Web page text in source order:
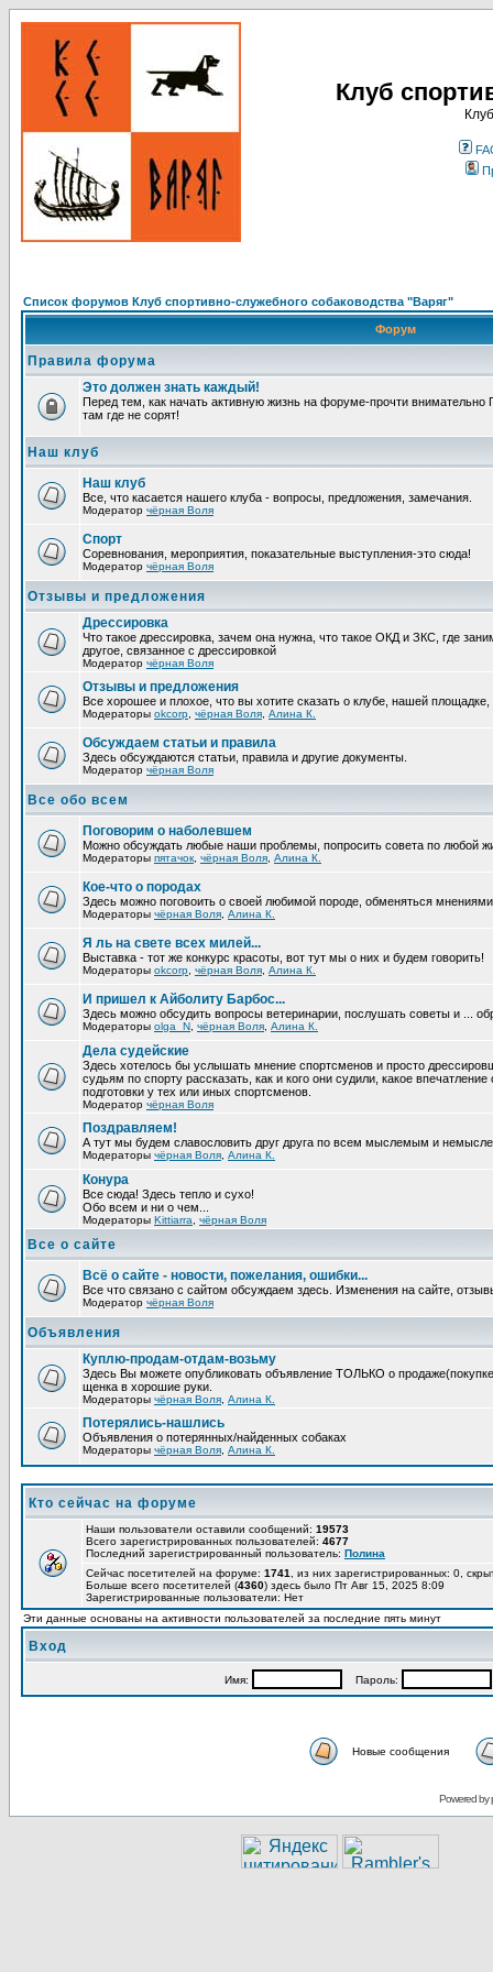
Клуб
Список форумов Клуб спортивно-служебного собаководства "Варяг"
Форум
Правила форума
Это должен знать каждый!
Перед тем, как начать активную жизнь на форуме-прочти
там где не сорят!
Наш клуб
Наш клуб
Все, что касается нашего клуба - вопросы, предложения, замечания.
Модератор чёрная Воля
Спорт
Соревнования, мероприятия, показательные выступления-это сюда!
Модератор чёрная Воля
Отзывы и предложения
Дрессировка
Что такое дрессировка, зачем она нужна, что такое ОКД и ЗКС, где
другое, связанное с дрессировкой
Модератор чёрная Воля
Отзывы и предложения
Все хорошее и плохое, что вы хотите сказать о клубе, нашей площадке,
Модераторы okcorp чёрная Воля Алина К.
Обсуждаем статьи и правила
Здесь обсуждаются статьи, правила и другие документы.
Модератор чёрная Воля
Все обо всем
Поговорим о наболевшем
Можно обсуждать любые наши проблемы, попросить совета по любой
Модераторы пятачок чёрная Воля Алина К.
Кое-что о породах
Здесь можно поговоить о своей любимой породе, обменяться
Модераторы чёрная Воля Алина К.
Я ль на свете всех милей...
Выставка - тот же конкурс красоты, вот тут мы о них и будем говорить!
Модераторы okcorp чёрная Воля Алина К.
И пришел к Айболиту Барбос...
Здесь можно обсудить вопросы ветеринарии, послушать советы и ...
Модераторы olga_N чёрная Воля Алина К.
Дела судейские
Здесь хотелось бы услышать мнение спортсменов и просто
судьям по спорту рассказать, как и кого они судили, какое
подготовки у тех или иных спортсменов.
Модератор чёрная Воля
Поздравляем!
А тут мы будем славословить друг друга по всем мыслемым и
Модераторы чёрная Воля Алина К.
Конура
Все сюда! Здесь тепло и сухо!
Обо всем и ни о чем...
Модераторы Kittiarra чёрная Воля
Все о сайте
Всё о сайте - новости, пожелания, ошибки...
Все что связано с сайтом обсуждаем здесь. Изменения на сайте,
Модератор чёрная Воля
Объявления
Куплю-продам-отдам-возьму
Здесь Вы можете опубликовать объявление ТОЛЬКО о
щенка в хорошие руки.
Модераторы чёрная Воля Алина К.
Потерялись-нашлись
Объявления о потерянных/найденных собаках
Модераторы чёрная Воля Алина К.
Кто сейчас на форуме
Наши пользователи оставили сообщений: 19573
Всего зарегистрированных пользователей: 4677
Последний зарегистрированный пользователь: Полина
Сейчас посетителей на форуме: 1741
, из них зарегистрированных: 0,
Больше всего посетителей (4360) здесь было Пт Авг 15, 2025 8:09
Зарегистрированные пользователи: Нет
Эти данные основаны на активности пользователей за последние пять минут
Вход
Имя: Пароль:
Новые сообщения
Powered by